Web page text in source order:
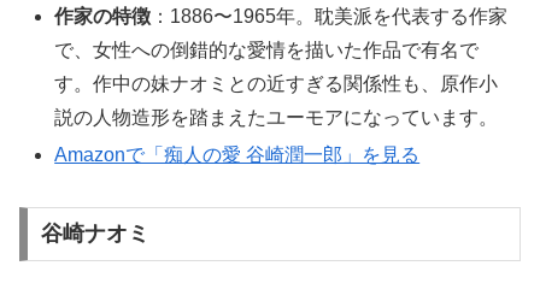
作家の特徴 ：1886〜1965年。耽美派を代表する作家
で、女性への倒錯的な愛情を描いた作品で有名で
す。作中の妹ナオミとの近すぎる関係性も、原作小
説の人物造形を踏まえたユーモアになっています。
Amazonで「痴人の愛 谷崎潤一郎」を見る
谷崎ナオミ